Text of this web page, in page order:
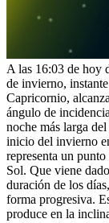
A las 16:03 de hoy
de invierno,
Capricornio,
ángulo de
noche más larga
inicio del invierno
representa un
Sol. Que viene
duración de los
forma progresiva.
produce en la